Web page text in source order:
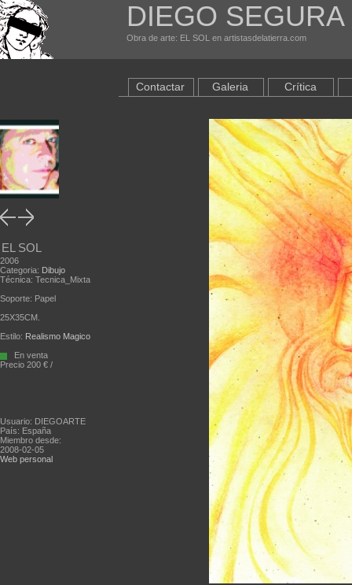
DIEGO SEGURA
Obra de arte: EL SOL en artistasdelatierra.com
EL SOL
2006
Categoria: Dibujo
Técnica: Tecnica_Mixta
Soporte: Papel
25X35CM.
Estilo: Realismo Magico
En venta
Precio 200 € /
Usuario: DIEGOARTE
País: España
Miembro desde:
2008-02-05
Web personal
Contactar Galeria Crítica